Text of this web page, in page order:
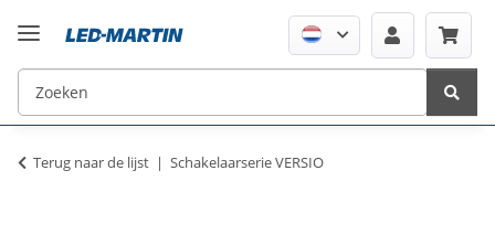
Terug naar de lijst Schakelaarserie VERSIO